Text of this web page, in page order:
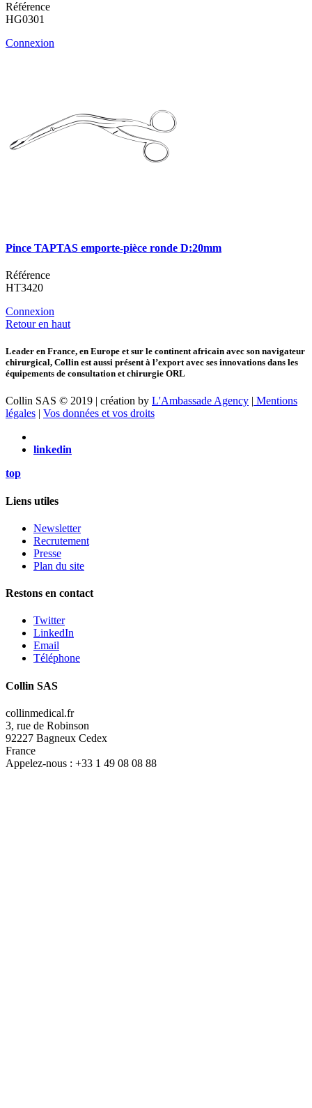
Référence
HG0301
Connexion
Pince TAPTAS emporte-pièce ronde D:20mm
Référence
HT3420
Connexion
Retour en haut
Leader en France, en Europe et sur le continent africain avec son navigateur
chirurgical, Collin est aussi présent à l’export avec ses innovations dans les
équipements de consultation et chirurgie ORL
Collin SAS © 2019 | création by L'Ambassade Agency | Mentions
légales | Vos données et vos droits
linkedin
top
Liens utiles
Newsletter
Recrutement
Presse
Plan du site
Restons en contact
Twitter
LinkedIn
Email
Téléphone
Collin SAS
collinmedical.fr
3, rue de Robinson
92227 Bagneux Cedex
France
Appelez-nous : +33 1 49 08 08 88